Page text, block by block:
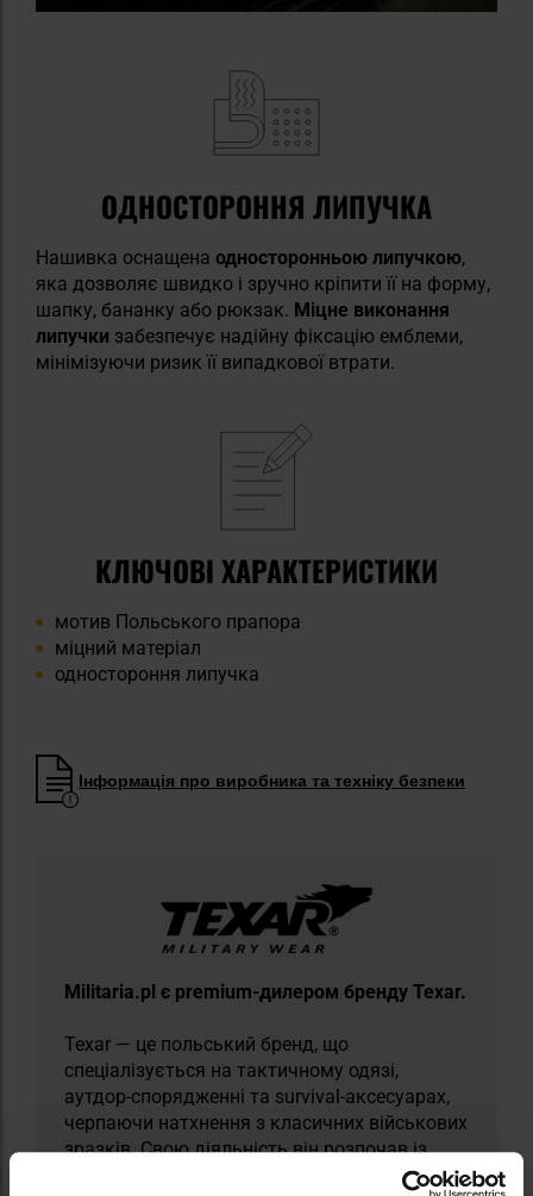
ОДНОСТОРОННЯ ЛИПУЧКА
Нашивка оснащена односторонньою липучкою,
яка дозволяє швидко і зручно кріпити її на форму,
шапку, бананку або рюкзак. Міцне виконання
липучки забезпечує надійну фіксацію емблеми,
мінімізуючи ризик її випадкової втрати.
КЛЮЧОВІ ХАРАКТЕРИСТИКИ
мотив Польського прапора
міцний матеріал
одностороння липучка
Інформація про виробника та техніку безпеки
Militaria.pl є premium-дилером бренду Texar.
Texar — це польський бренд, що
спеціалізується на тактичному одязі,
аутдор-спорядженні та survival-аксесуарах,
черпаючи натхнення з класичних військових
зразків. Свою діяльність він розпочав із
дистрибуції надлишкового військового